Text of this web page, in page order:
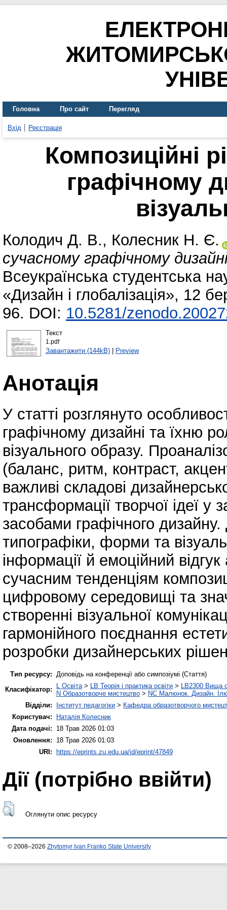
Головна Про сайт Перегляд
Вхід Реєстрація
Композиційні
графічному
Колодич Д. В., Колесник Н. Є.
сучасному графічному
Всеукраїнська студентська
«Дизайн і глобалізація», 12
96. DOI: 10.5281/
Текст
1.pdf
Завантажити (144kB)| Preview
Анотація
У статті розглянуто
графічному дизайні та їхню
візуального образу.
(баланс, ритм, контраст,
важливі складові
трансформації творчої ідеї у
засобами графічного
типографіки, форми та
інформації й емоційний
сучасним тенденціям
цифровому середовищі та
створенні візуальної
гармонійного поєднання
розробки дизайнерських
Тип ресурсу:
Доповідь на конференції або симпозіумі (Стаття)
Класифікатор:
L Освіта > LB Теорія і практика освіти > LB2300 Вища
N Образотворче мистецтво > NC Малюнок. Дизайн.
Відділи:
Інститут педагогіки > Кафедра образотворчого
Користувач:
Наталія Колесник
Дата подачі:
18 Трав 2026 01:03
Оновлення:
18 Трав 2026 01:03
URI: https://eprints.zu.edu.ua/id/eprint/47849
Дії ​​(потрібно ввійти)
Оглянути опис ресурсу
© 2008–2026 Zhytomyr Ivan Franko State University